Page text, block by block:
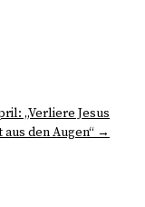
„Verliere Jesus
aus den Augen“ →